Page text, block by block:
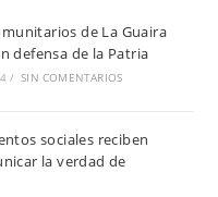
de La Guaira
defensa de la Patria
/ SIN COMENTARIOS
sociales reciben
la verdad de